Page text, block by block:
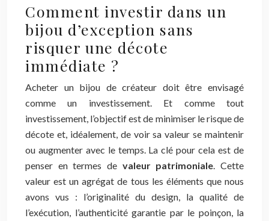
Comment investir dans un
bijou d’exception sans
risquer une décote
immédiate ?
Acheter un bijou de créateur doit être envisagé
comme un investissement. Et comme tout
investissement, l’objectif est de minimiser le risque de
décote et, idéalement, de voir sa valeur se maintenir
ou augmenter avec le temps. La clé pour cela est de
penser en termes de valeur patrimoniale . Cette
valeur est un agrégat de tous les éléments que nous
avons vus : l’originalité du design, la qualité de
l’exécution, l’authenticité garantie par le poinçon, la